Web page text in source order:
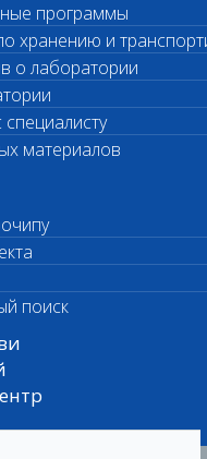
программы
хранению и
о лаборатории
материалов
поиск